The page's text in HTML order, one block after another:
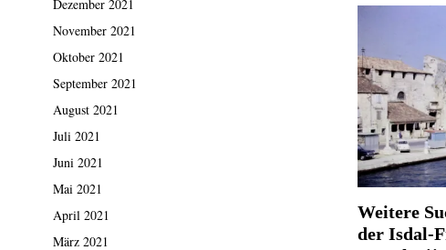
Dezember 2021
November 2021
Oktober 2021
September 2021
August 2021
Juli 2021
Juni 2021
Mai 2021
April 2021
März 2021
Weitere
der Isdal-